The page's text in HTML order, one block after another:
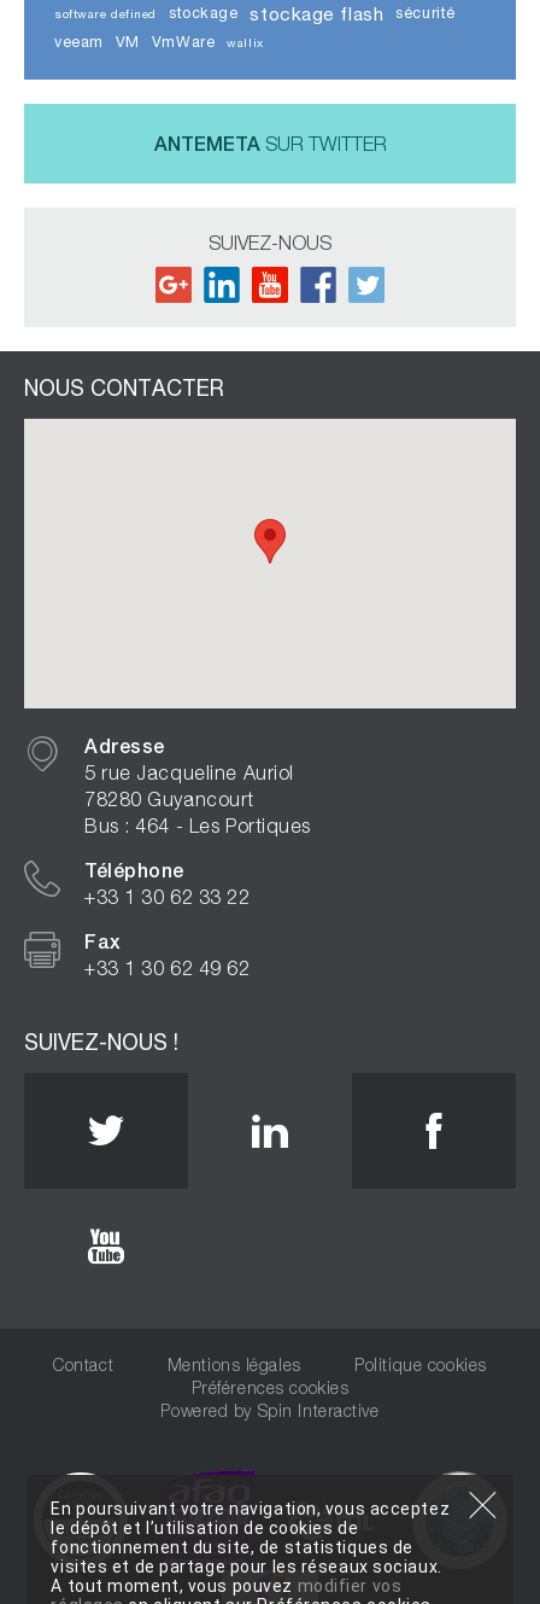
software defined stockage stockage flash
sécurité
veeam
VM VmWare wallix
ANTEMETASUR TWITTER
SUIVEZ-NOUS
NOUS CONTACTER
Adresse
5 rue Jacqueline Auriol
78280 Guyancourt
Bus : 464 - Les Portiques
Téléphone
+33 1 30 62 33 22
Fax
+33 1 30 62 49 62
SUIVEZ-NOUS !
Twitter Linkedin
Youtube
Contact Mentions légales
Politique cookies
Préférences cookies
Powered by Spin Interactive
En poursuivant votre navigation, vous acceptez
le dépôt et l’utilisation de cookies de
fonctionnement du site, de statistiques de
visites et de partage pour les réseaux sociaux.
A tout moment, vous pouvez modifier vos